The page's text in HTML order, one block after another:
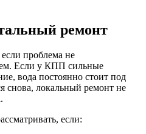
ремонт
проблема не
Если у КПП сильные
вода постоянно стоит под
снова, локальный ремонт не
если: